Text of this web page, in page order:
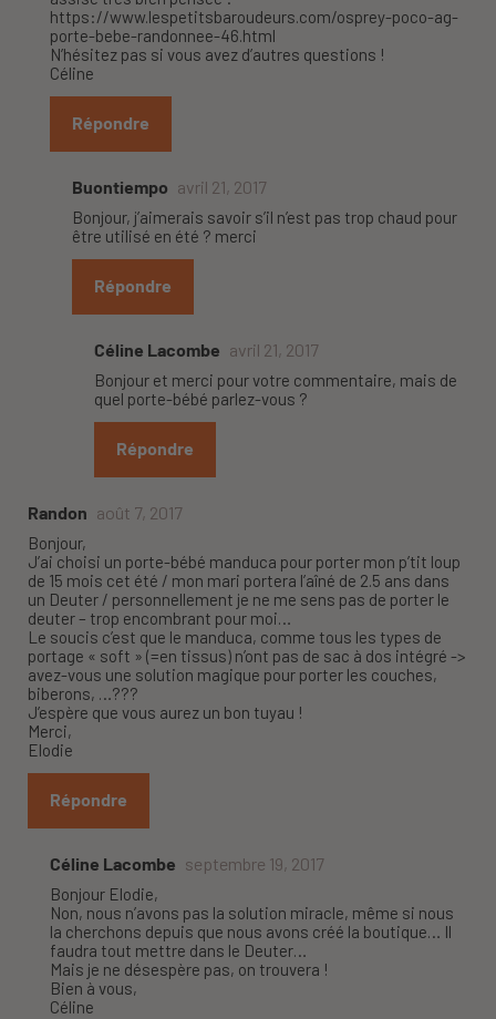
https://www.lespetitsbaroudeurs.com/osprey-poco-ag-
porte-bebe-randonnee-46.html
N’hésitez pas si vous avez d’autres questions !
Céline
Répondre
Buontiempo avril 21, 2017
Bonjour, j’aimerais savoir s’il n’est pas trop chaud pour
être utilisé en été ? merci
Répondre
Céline Lacombe avril 21, 2017
Bonjour et merci pour votre commentaire, mais de
quel porte-bébé parlez-vous ?
Répondre
Randon août 7, 2017
Bonjour,
J’ai choisi un porte-bébé manduca pour porter mon p’tit loup
de 15 mois cet été / mon mari portera l’aîné de 2.5 ans dans
un Deuter / personnellement je ne me sens pas de porter le
deuter – trop encombrant pour moi…
Le soucis c’est que le manduca, comme tous les types de
portage « soft » (=en tissus) n’ont pas de sac à dos intégré ->
avez-vous une solution magique pour porter les couches,
biberons, …???
J’espère que vous aurez un bon tuyau !
Merci,
Elodie
Répondre
Céline Lacombe septembre 19, 2017
Bonjour Elodie,
Non, nous n’avons pas la solution miracle, même si nous
la cherchons depuis que nous avons créé la boutique… Il
faudra tout mettre dans le Deuter…
Mais je ne désespère pas, on trouvera !
Bien à vous,
Céline